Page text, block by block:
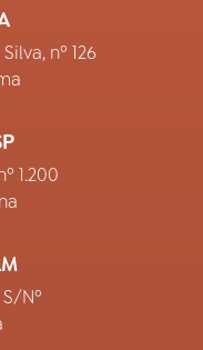
nº 126
1.200
Nº